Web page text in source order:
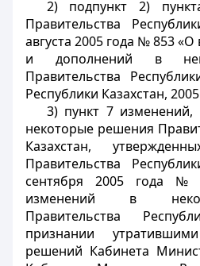
2) подпункт 2)
Правительства
августа 2005 года № 853
и дополнений в
Правительства
Республики Казахстан,
3) пункт 7 изменений,
некоторые решения
Казахстан,
Правительства
сентября 2005 года
изменений в
Правительства
признании
решений Кабинета